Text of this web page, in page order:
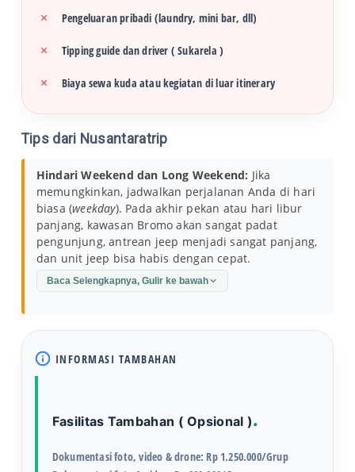
Pengeluaran pribadi (laundry, mini bar, dll)
Tipping guide dan driver ( Sukarela )
Biaya sewa kuda atau kegiatan di luar itinerary
Tips dari Nusantaratrip
Hindari Weekend dan Long Weekend: Jika
memungkinkan, jadwalkan perjalanan Anda di hari
biasa (weekday). Pada akhir pekan atau hari libur
panjang, kawasan Bromo akan sangat padat
pengunjung, antrean jeep menjadi sangat panjang,
dan unit jeep bisa habis dengan cepat.
Baca Selengkapnya, Gulir ke bawah
INFORMASI TAMBAHAN
Fasilitas Tambahan ( Opsional )
Dokumentasi foto, video & drone: Rp 1.250.000/Grup